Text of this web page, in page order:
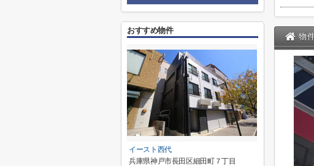
物
おすすめ物件
イースト西代
兵庫県神戸市長田区細田町７丁目